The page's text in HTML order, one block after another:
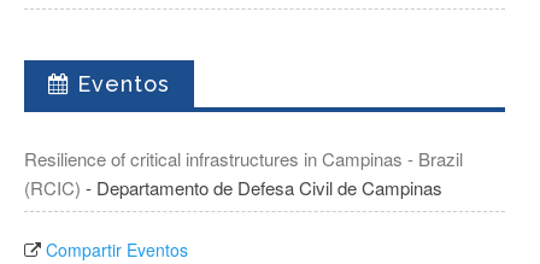
Eventos
Resilience of critical infrastructures in Campinas - Brazil
(RCIC) - Departamento de Defesa Civil de Campinas
Compartir Eventos